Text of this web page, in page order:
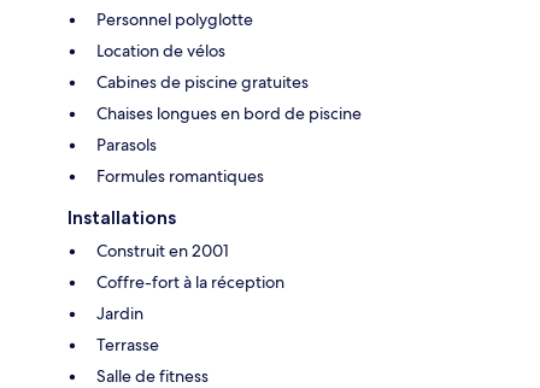
Personnel polyglotte
Location de vélos
Cabines de piscine gratuites
Chaises longues en bord de piscine
Parasols
Formules romantiques
Installations
Construit en 2001
Coffre-fort à la réception
Jardin
Terrasse
Salle de fitness